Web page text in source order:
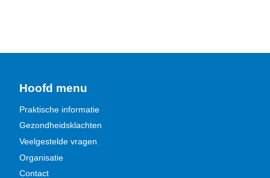
Hoofd menu
Praktische informatie
Gezondheidsklachten
Veelgestelde vragen
Organisatie
Contact